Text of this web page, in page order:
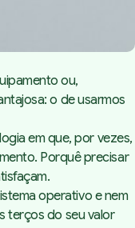
ou,
o de usarmos
em que, por vezes,
Porquê precisar
operativo e nem
terços do seu valor